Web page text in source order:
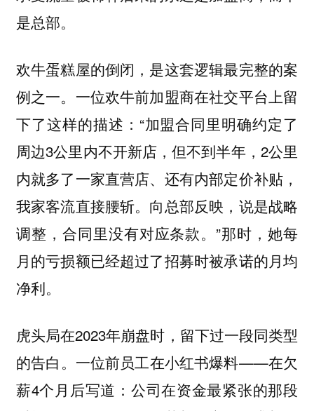
是总部。
欢牛蛋糕屋的倒闭，是这套逻辑最完整的案
例之一。一位欢牛前加盟商在社交平台上留
下了这样的描述：“加盟合同里明确约定了
周边3公里内不开新店，但不到半年，2公里
内就多了一家直营店、还有内部定价补贴，
我家客流直接腰斩。向总部反映，说是战略
调整，合同里没有对应条款。”那时，她每
月的亏损额已经超过了招募时被承诺的月均
净利。
虎头局在2023年崩盘时，留下过一段同类型
的告白。一位前员工在小红书爆料——在欠
薪4个月后写道：公司在资金最紧张的那段